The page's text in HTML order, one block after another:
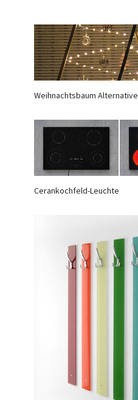
Weihnachtsbaum Alternative
Cerankochfeld-Leuchte